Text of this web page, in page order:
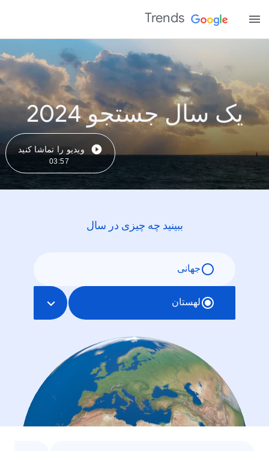
Trends
یک سال جستجو 2024
ویدیو را تماشا کنید
03:57
ببینید چه چیزی در سال
جهانی
لهستان